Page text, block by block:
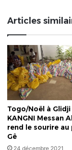
Articles
Togo/Noël à Glidji
KANGNI Messan
rend le sourire au
Gê
24 décembre 2021